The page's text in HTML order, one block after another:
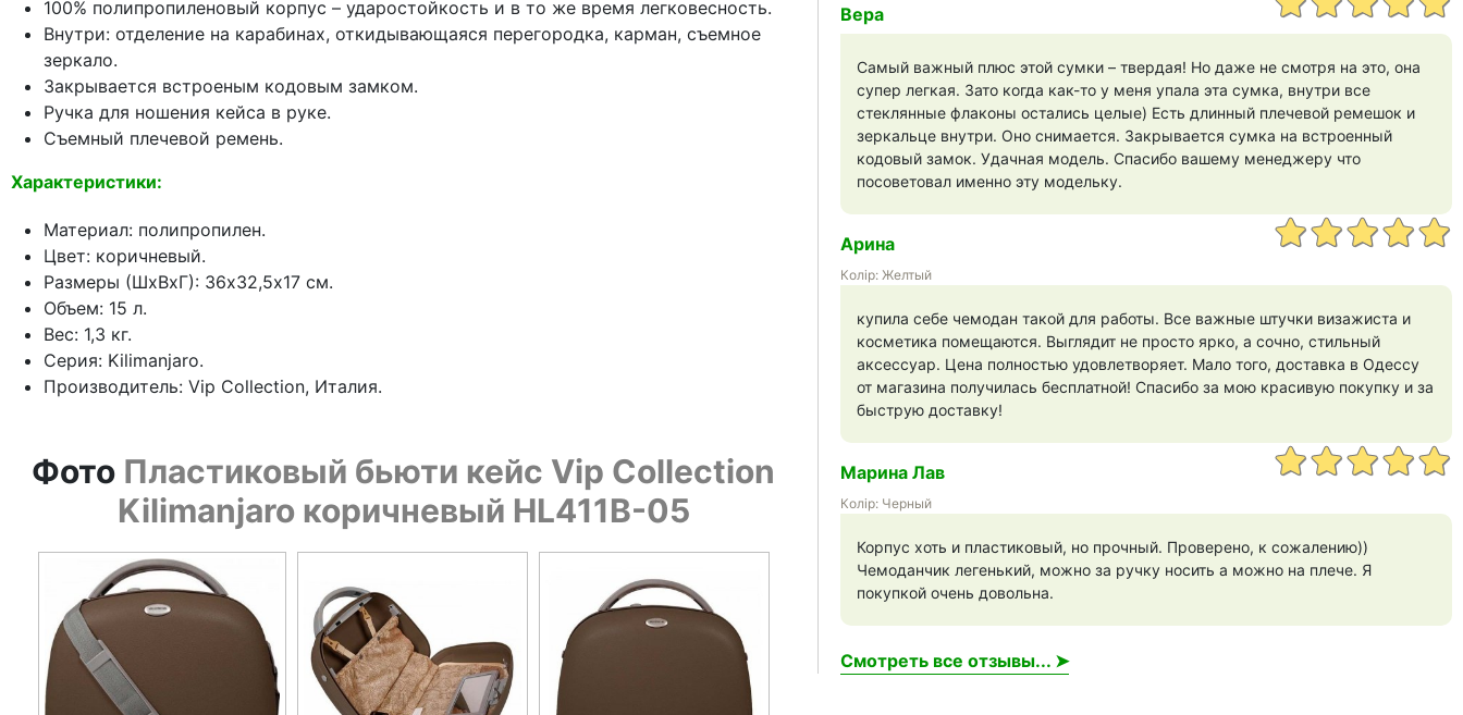
Вера
Самый важный плюс этой сумки – твердая! Но даже не смотря на это, она
супер легкая. Зато когда как-то у меня упала эта сумка, внутри все
стеклянные флаконы остались целые) Есть длинный плечевой ремешок и
зеркальце внутри. Оно снимается. Закрывается сумка на встроенный
кодовый замок. Удачная модель. Спасибо вашему менеджеру что
посоветовал именно эту модельку.
Арина
Колір: Желтый
купила себе чемодан такой для работы. Все важные штучки визажиста и
косметика помещаются. Выглядит не просто ярко, а сочно, стильный
аксессуар. Цена полностью удовлетворяет. Мало того, доставка в Одессу
от магазина получилась бесплатной! Спасибо за мою красивую покупку и за
быструю доставку!
Марина Лав
Колір: Черный
Корпус хоть и пластиковый, но прочный. Проверено, к сожалению))
Чемоданчик легенький, можно за ручку носить а можно на плече. Я
покупкой очень довольна.
Смотреть все отзывы... ➤
100% полипропиленовый корпус – ударостойкость и в то же время легковесность.
Внутри: отделение на карабинах, откидывающаяся перегородка, карман, съемное
зеркало.
Закрывается встроеным кодовым замком.
Ручка для ношения кейса в руке.
Съемный плечевой ремень.
Характеристики:
Материал: полипропилен.
Цвет: коричневый.
Размеры (ШхВхГ): 36х32,5х17 см.
Объем: 15 л.
Вес: 1,3 кг.
Серия: Kilimanjaro.
Производитель: Vip Collection, Италия.
Фото Пластиковый бьюти кейс Vip Collection
Kilimanjaro коричневый HL411B-05